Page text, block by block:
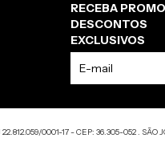
RECEBA
DESCONTOS
EXCLUSIVOS
0001-17 - CEP: 36.305-052 . SÃO